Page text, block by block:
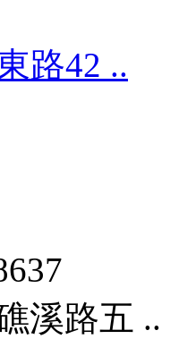
路42 ..
溪路五 ..